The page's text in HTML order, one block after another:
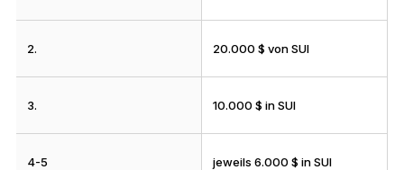
2. 20.000 $ von SUI
3. 10.000 $ in SUI
4-5 jeweils 6.000 $ in SUI